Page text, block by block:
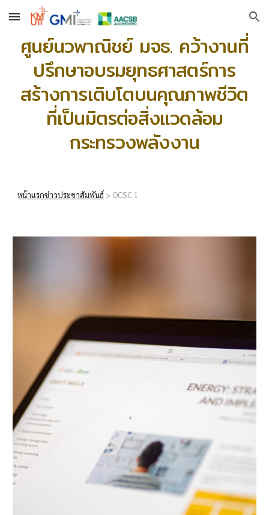
Skip to main content Skip to navigation
ศูนย์นวพาณิชย์ มจธ. คว้างานที่
ปรึกษาอบรมยุทธศาสตร์การ
สร้างการเติบโตบนคุณภาพชีวิต
ที่เป็นมิตรต่อสิ่งแวดล้อม
กระทรวงพลังงาน
หน้าแรกข่าวประชาสัมพันธ์ > OCSC 1